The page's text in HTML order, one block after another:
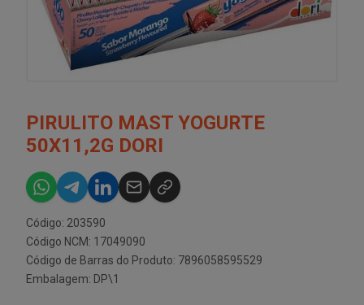
PIRULITO MAST YOGURTE
50X11,2G DORI
Código: 203590
Código NCM: 17049090
Código de Barras do Produto: 7896058595529
Embalagem: DP\1